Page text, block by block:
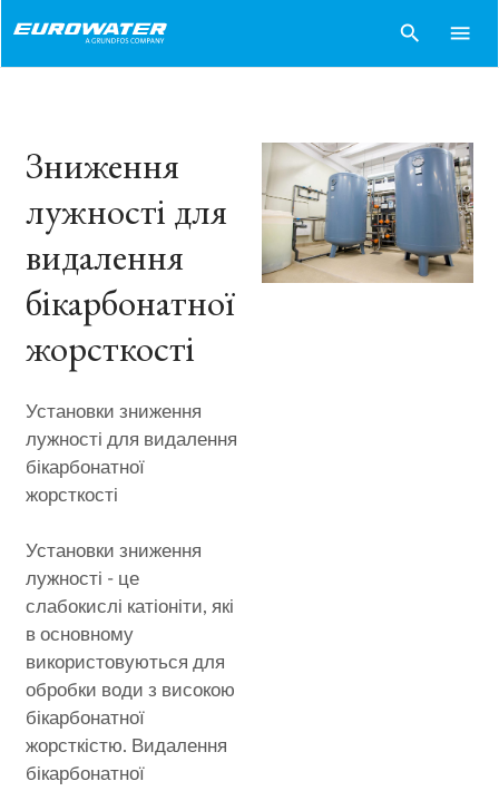
search menu
Зниження
лужності для
видалення
бікарбонатної
жорсткості
Установки зниження
лужності для видалення
бікарбонатної
жорсткості
Установки зниження
лужності - це
слабокислі катіоніти, які
в основному
використовуються для
обробки води з високою
бікарбонатної
жорсткістю. Видалення
бікарбонатної